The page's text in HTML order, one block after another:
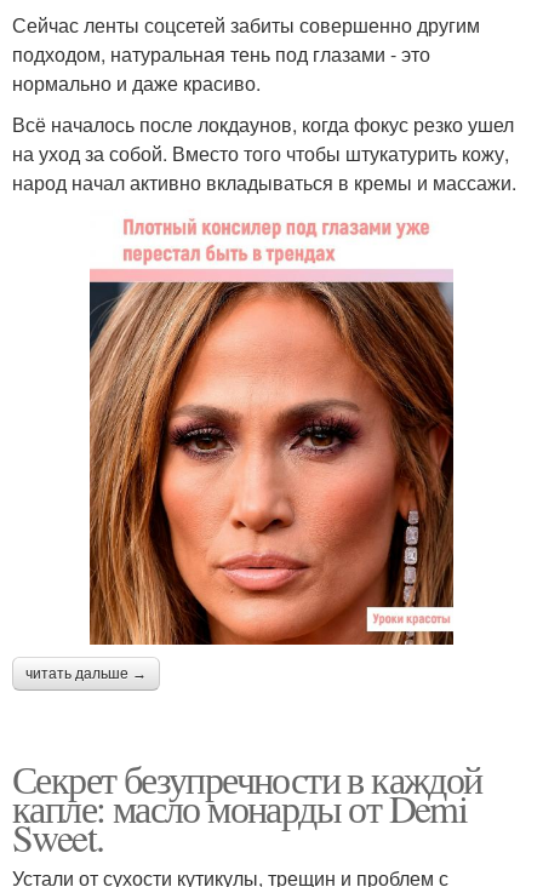
Сейчас ленты соцсетей забиты совершенно другим
подходом, натуральная тень под глазами - это
нормально и даже красиво.
Всё началось после локдаунов, когда фокус резко ушел
на уход за собой. Вместо того чтобы штукатурить кожу,
народ начал активно вкладываться в кремы и массажи.
читать дальше →
Секрет безупречности в каждой
капле: масло монарды от Demi
Sweet.
Устали от сухости кутикулы, трещин и проблем с